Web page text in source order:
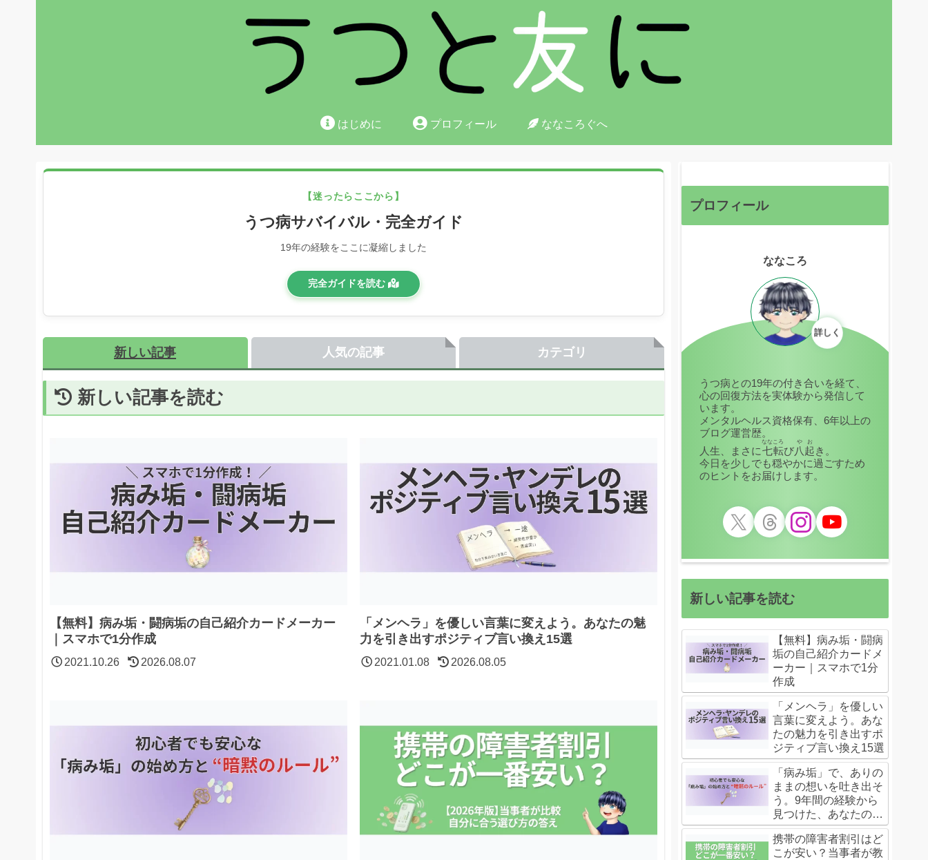
はじめに プロフィール ななころぐへ
【迷ったらここから】
うつ病サバイバル・完全ガイド
19年の経験をここに凝縮しました
完全ガイドを読む
新しい記事 人気の記事 カテゴリ
新しい記事を読む
【無料】病み垢・闘病垢の自己紹介カードメーカー
｜スマホで1分作成
2021.10.26 2026.08.07
「メンヘラ」を優しい言葉に変えよう。あなたの魅
力を引き出すポジティブ言い換え15選
2021.01.08 2026.08.05
プロフィール
ななころ
詳しく
うつ病との19年の付き合いを経て、
心の回復方法を実体験から発信して
います。
メンタルヘルス資格保有、6年以上の
ブログ運営歴。
人生、まさに七転
ななころ
び八起
やお
き。
今日を少しでも穏やかに過ごすため
のヒントをお届けします。
新しい記事を読む
【無料】病み垢・闘病
垢の自己紹介カードメ
ーカー｜スマホで1分
作成
「メンヘラ」を優しい
言葉に変えよう。あな
たの魅力を引き出すポ
ジティブ言い換え15選
「病み垢」で、ありの
ままの想いを吐き出そ
う。9年間の経験から
見つけた、あなたの心
を守るためのヒント集
携帯の障害者割引はど
こが安い？当事者が教